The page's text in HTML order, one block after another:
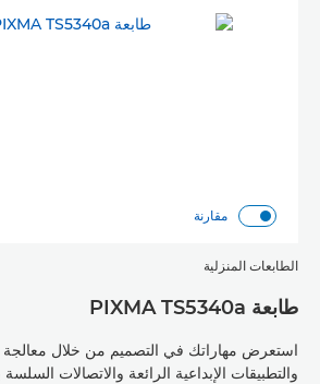
مقارنة
الطابعات المنزلية
طابعة PIXMA TS5340a
استعرض مهاراتك في التصميم من خلال معالجة
والتطبيقات الإبداعية الرائعة والاتصالات السلسة